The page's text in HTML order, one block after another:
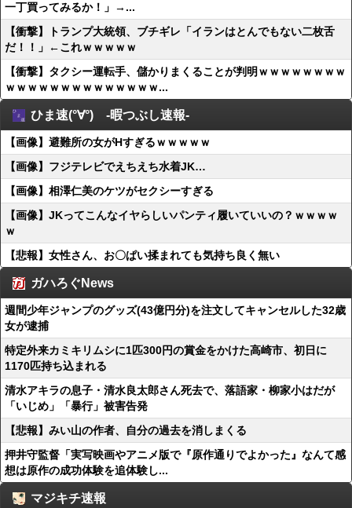
一丁買ってみるか！」→...
【衝撃】トランプ大統領、ブチギレ「イランはとんでもない二枚舌
だ！！」←これｗｗｗｗｗ
【衝撃】タクシー運転手、儲かりまくることが判明ｗｗｗｗｗｗｗｗ
ｗｗｗｗｗｗｗｗｗｗｗｗｗｗ...
ひま速(°∀°) -暇つぶし速報-
【画像】避難所の女がHすぎるｗｗｗｗｗ
【画像】フジテレビでえちえち水着JK…
【画像】相澤仁美のケツがセクシーすぎる
【画像】JKってこんなイヤらしいパンティ履いていいの？ｗｗｗｗ
ｗ
【悲報】女性さん、お〇ぱい揉まれても気持ち良く無い
ガハろぐNews
週間少年ジャンプのグッズ(43億円分)を注文してキャンセルした32歳
女が逮捕
特定外来カミキリムシに1匹300円の賞金をかけた高崎市、初日に
1170匹持ち込まれる
清水アキラの息子・清水良太郎さん死去で、落語家・柳家小はだが
「いじめ」「暴行」被害告発
【悲報】みい山の作者、自分の過去を消しまくる
押井守監督「実写映画やアニメ版で『原作通りでよかった』なんて感
想は原作の成功体験を追体験し...
マジキチ速報